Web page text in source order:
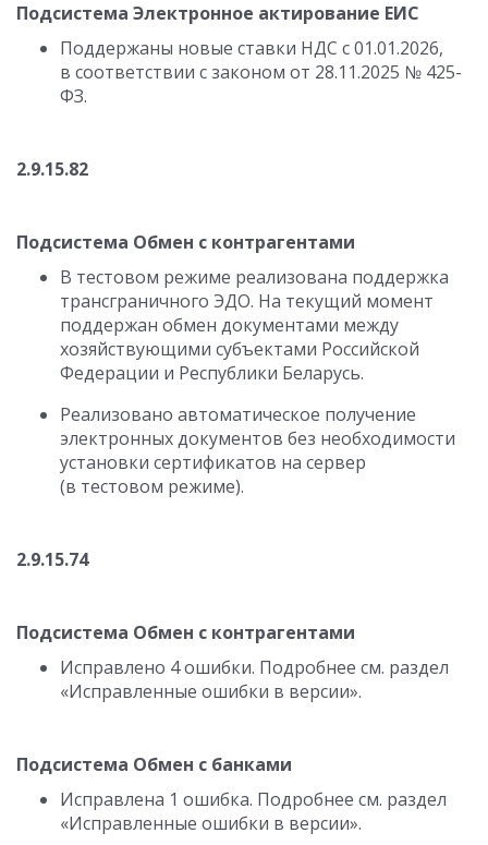
Подсистема Электронное актирование ЕИС
Поддержаны новые ставки НДС с 01.01.2026,
в соответствии с законом от 28.11.2025 № 425-
ФЗ.
2.9.15.82
Подсистема Обмен с контрагентами
В тестовом режиме реализована поддержка
трансграничного ЭДО. На текущий момент
поддержан обмен документами между
хозяйствующими субъектами Российской
Федерации и Республики Беларусь.
Реализовано автоматическое получение
электронных документов без необходимости
установки сертификатов на сервер
(в тестовом режиме).
2.9.15.74
Подсистема Обмен с контрагентами
Исправлено 4 ошибки. Подробнее см. раздел
«Исправленные ошибки в версии».
Подсистема Обмен с банками
Исправлена 1 ошибка. Подробнее см. раздел
«Исправленные ошибки в версии».